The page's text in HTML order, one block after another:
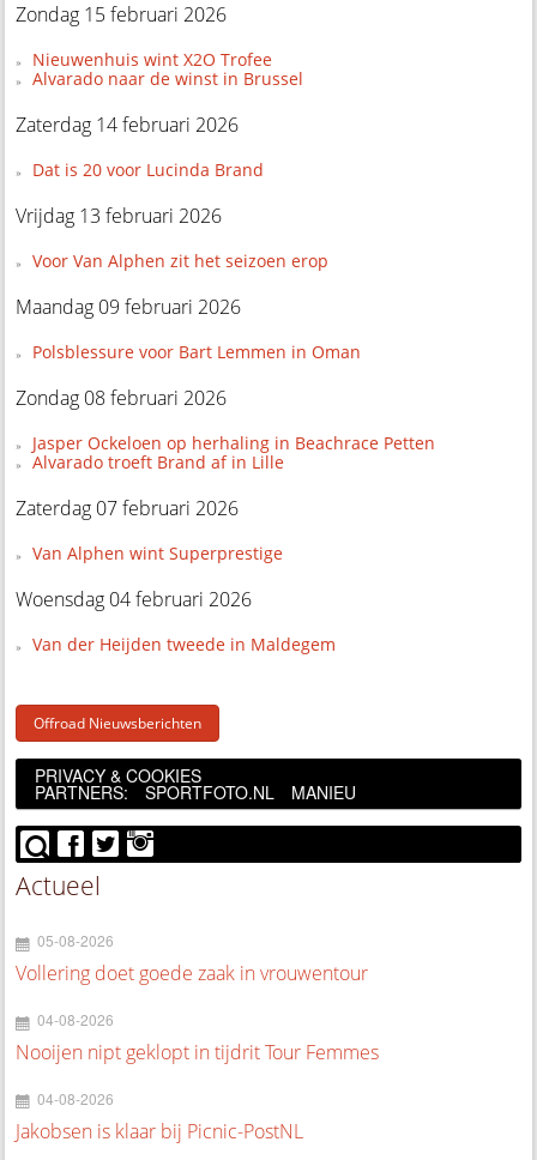
Zondag 15 februari 2026
Nieuwenhuis wint X2O Trofee
Alvarado naar de winst in Brussel
Zaterdag 14 februari 2026
Dat is 20 voor Lucinda Brand
Vrijdag 13 februari 2026
Voor Van Alphen zit het seizoen erop
Maandag 09 februari 2026
Polsblessure voor Bart Lemmen in Oman
Zondag 08 februari 2026
Jasper Ockeloen op herhaling in Beachrace Petten
Alvarado troeft Brand af in Lille
Zaterdag 07 februari 2026
Van Alphen wint Superprestige
Woensdag 04 februari 2026
Van der Heijden tweede in Maldegem
Offroad Nieuwsberichten
PRIVACY & COOKIES
PARTNERS: SPORTFOTO.NL MANIEU
Actueel
05-08-2026
Vollering doet goede zaak in vrouwentour
04-08-2026
Nooijen nipt geklopt in tijdrit Tour Femmes
04-08-2026
Jakobsen is klaar bij Picnic-PostNL